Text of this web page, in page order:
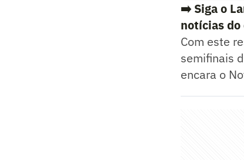
➡️ Siga o
notícias
Com este
semifinais
encara o